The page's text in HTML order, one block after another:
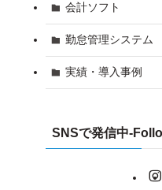
会計ソフト
勤怠管理システム
実績・導入事例
SNSで発信中-